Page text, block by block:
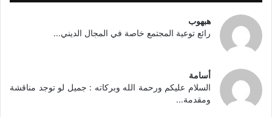
هبهوب
رائع توعية المجتمع خاصة في المجال الديني...
أسامة
السلام عليكم ورحمة الله وبركاته : جميل لو توجد مناقشة
ومقدمة...